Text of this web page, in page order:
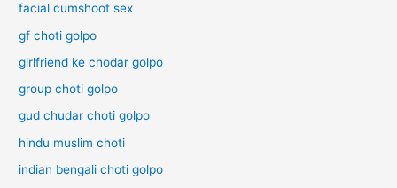
facial cumshoot sex
gf choti golpo
girlfriend ke chodar golpo
group choti golpo
gud chudar choti golpo
hindu muslim choti
indian bengali choti golpo